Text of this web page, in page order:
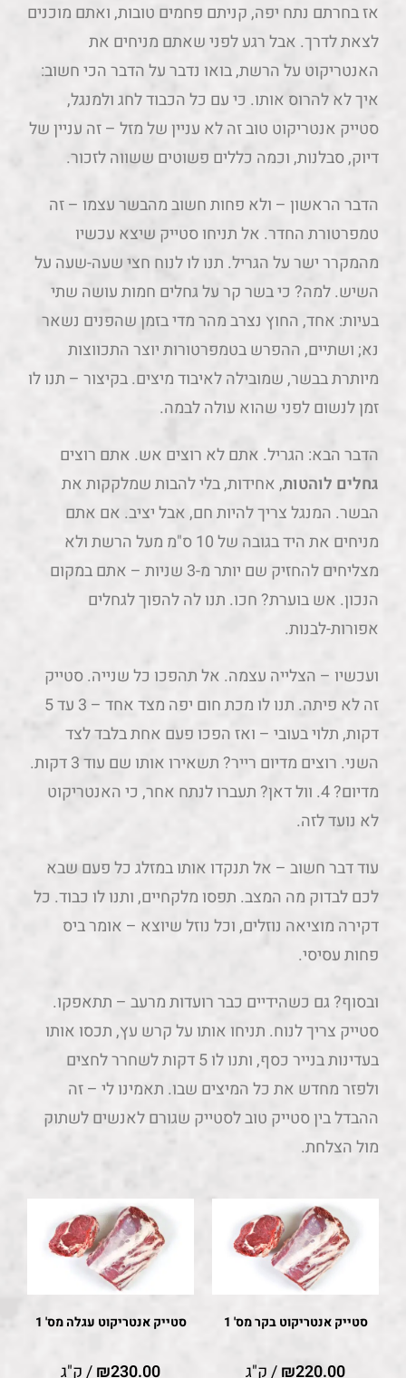
אז בחרתם נתח יפה, קניתם פחמים טובות, ואתם מוכנים
לצאת לדרך. אבל רגע לפני שאתם מניחים את
האנטריקוט על הרשת, בואו נדבר על הדבר הכי חשוב:
איך לא להרוס אותו. כי עם כל הכבוד לחג ולמנגל,
סטייק אנטריקוט טוב זה לא עניין של מזל – זה עניין של
דיוק, סבלנות, וכמה כללים פשוטים ששווה לזכור.
הדבר הראשון – ולא פחות חשוב מהבשר עצמו – זה
טמפרטורת החדר. אל תניחו סטייק שיצא עכשיו
מהמקרר ישר על הגריל. תנו לו לנוח חצי שעה-שעה על
השיש. למה? כי בשר קר על גחלים חמות עושה שתי
בעיות: אחד, החוץ נצרב מהר מדי בזמן שהפנים נשאר
נא; ושתיים, ההפרש בטמפרטורות יוצר התכווצות
מיותרת בבשר, שמובילה לאיבוד מיצים. בקיצור – תנו לו
זמן לנשום לפני שהוא עולה לבמה.
הדבר הבא: הגריל. אתם לא רוצים אש. אתם רוצים
גחלים לוהטות, אחידות, בלי להבות שמלקקות את
הבשר. המנגל צריך להיות חם, אבל יציב. אם אתם
מניחים את היד בגובה של 10 ס"מ מעל הרשת ולא
מצליחים להחזיק שם יותר מ-3 שניות – אתם במקום
הנכון. אש בוערת? חכו. תנו לה להפוך לגחלים
אפורות-לבנות.
ועכשיו – הצלייה עצמה. אל תהפכו כל שנייה. סטייק
זה לא פיתה. תנו לו מכת חום יפה מצד אחד – 3 עד 5
דקות, תלוי בעובי – ואז הפכו פעם אחת בלבד לצד
השני. רוצים מדיום רייר? תשאירו אותו שם עוד 3 דקות.
מדיום? 4. וול דאן? תעברו לנתח אחר, כי האנטריקוט
לא נועד לזה.
עוד דבר חשוב – אל תנקדו אותו במזלג כל פעם שבא
לכם לבדוק מה המצב. תפסו מלקחיים, ותנו לו כבוד. כל
דקירה מוציאה נוזלים, וכל נוזל שיוצא – אומר ביס
פחות עסיסי.
ובסוף? גם כשהידיים כבר רועדות מרעב – תתאפקו.
סטייק צריך לנוח. תניחו אותו על קרש עץ, תכסו אותו
בעדינות בנייר כסף, ותנו לו 5 דקות לשחרר לחצים
ולפזר מחדש את כל המיצים שבו. תאמינו לי – זה
ההבדל בין סטייק טוב לסטייק שגורם לאנשים לשתוק
מול הצלחת.
סטייק אנטריקוט בקר מס' 1
₪220.00 / ק"ג
סטייק אנטריקוט עגלה מס' 1
₪230.00 / ק"ג